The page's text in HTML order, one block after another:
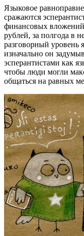
Языковое
сражаются
финансовых
рублей, за полгода в
разговорный уровень
изначально он
эсперантистами как
чтобы люди могли
общаться на равных